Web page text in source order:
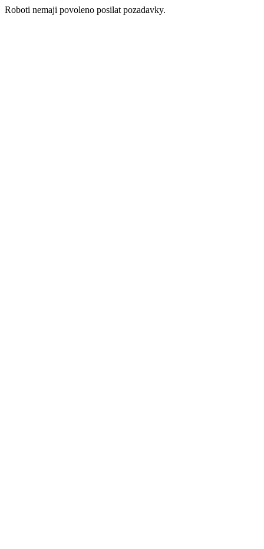
Roboti nemaji povoleno posilat pozadavky.